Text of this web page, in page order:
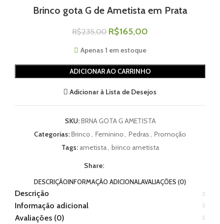
Brinco gota G de Ametista em Prata
R$235,00 R$165,00
Apenas 1 em estoque
ADICIONAR AO CARRINHO
Adicionar à Lista de Desejos
SKU:BRNA GOTA G AMETISTA
Categorias:Brinco, Feminino, Pedras, Promoção
Tags: ametista, brinco ametista
Share:
DESCRIÇÃOINFORMAÇÃO ADICIONALAVALIAÇÕES (0)
Descrição
Informação adicional
Avaliações (0)